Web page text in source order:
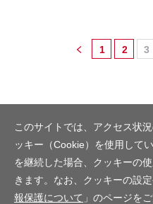
1 2 3
このサイトでは、アクセス状
ッキー（Cookie）を使用して
を継続した場合、クッキーの
きます。なお、クッキーの設
報保護について 」のページを